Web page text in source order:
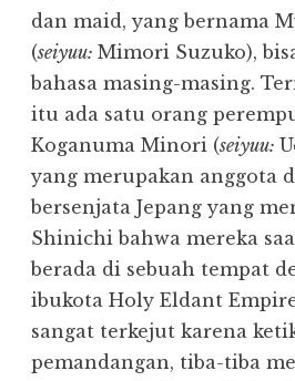
dan maid, yang bernama
(seiyuu: Mimori Suzuko),
bahasa masing-masing.
itu ada satu orang
Koganuma Minori (seiyuu:
yang merupakan anggota
bersenjata Jepang yang
Shinichi bahwa mereka
berada di sebuah tempat
ibukota Holy Eldant
sangat terkejut karena
pemandangan, tiba-tiba